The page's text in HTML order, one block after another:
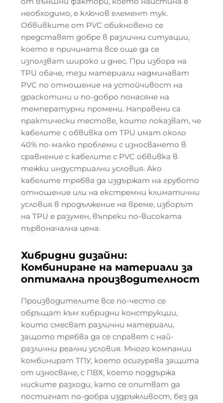
необходимо, е ключов елемент тук.
Обвивките от PVC обикновено се
представят добре в различни ситуации,
което е причината все още да се
използват широко и днес. При избора на
TPU обаче, тези материали надминават
PVC по отношение на устойчивост на
драскотини и по-добро понасяне на
температурни промени. Направени са
практически тестове, които показват, че
кабелите с обвивка от TPU имат около
40% по-малко проблеми с износването в
сравнение с кабелите с PVC обвивка в
тежки индустриални условия. Ако
кабелите трябва да издържат на грубото
отношение или на екстремни климатични
условия в продължение на време, изборът
на TPU е разумен, въпреки по-високата
първоначална цена.
Хибридни дизайни:
Комбиниране на материали за
оптимална производителност
Производителите все по-често се
обръщат към хибридни конструкции,
които смесват различни материали,
защото трябва да се справят с най-
различни реални условия. Много компании
комбинират ТПУ, което осигурява защита
от износване, с ПВХ, което поддържа
ниските разходи, като се опитват да
постигнат по-добра издръжливост, без да